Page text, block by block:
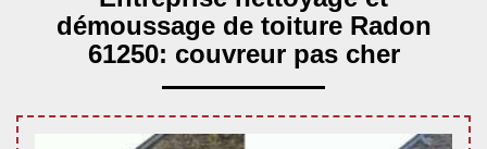
démoussage de toiture Radon
61250: couvreur pas cher